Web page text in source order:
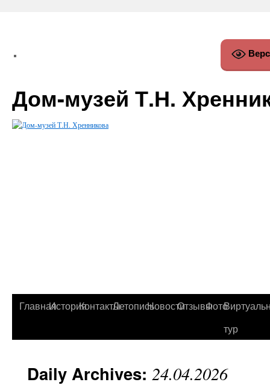
Дом-музей Т.Н.
ГлавнаяИсторияКонтактыЛетописьНовостиОтзывыФото
тур
Daily Archives: 24.04.2026